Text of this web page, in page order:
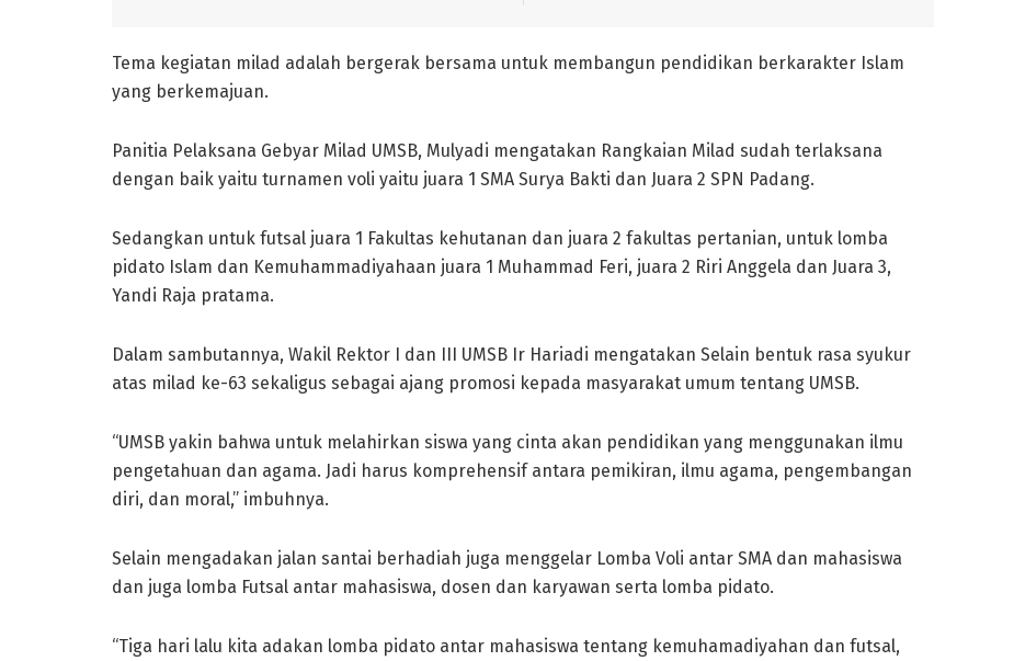
Tema kegiatan milad adalah bergerak bersama untuk membangun pendidikan berkarakter Islam
yang berkemajuan.
Panitia Pelaksana Gebyar Milad UMSB, Mulyadi mengatakan Rangkaian Milad sudah terlaksana
dengan baik yaitu turnamen voli yaitu juara 1 SMA Surya Bakti dan Juara 2 SPN Padang.
Sedangkan untuk futsal juara 1 Fakultas kehutanan dan juara 2 fakultas pertanian, untuk lomba
pidato Islam dan Kemuhammadiyahaan juara 1 Muhammad Feri, juara 2 Riri Anggela dan Juara 3,
Yandi Raja pratama.
Dalam sambutannya, Wakil Rektor I dan III UMSB Ir Hariadi mengatakan Selain bentuk rasa syukur
atas milad ke-63 sekaligus sebagai ajang promosi kepada masyarakat umum tentang UMSB.
“UMSB yakin bahwa untuk melahirkan siswa yang cinta akan pendidikan yang menggunakan ilmu
pengetahuan dan agama. Jadi harus komprehensif antara pemikiran, ilmu agama, pengembangan
diri, dan moral,” imbuhnya.
Selain mengadakan jalan santai berhadiah juga menggelar Lomba Voli antar SMA dan mahasiswa
dan juga lomba Futsal antar mahasiswa, dosen dan karyawan serta lomba pidato.
“Tiga hari lalu kita adakan lomba pidato antar mahasiswa tentang kemuhamadiyahan dan futsal,